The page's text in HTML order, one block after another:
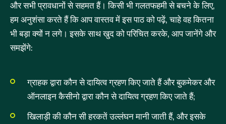
और सभी प्रावधानों से सहमत हैं। किसी भी गलतफहमी से बचने के लिए,
हम अनुशंसा करते हैं कि आप वास्तव में इस पाठ को पढ़ें, चाहे वह कितना
भी बड़ा क्यों न लगे। इसके साथ खुद को परिचित करके, आप जानेंगे और
समझेंगे:
ग्राहक द्वारा कौन से दायित्व ग्रहण किए जाते हैं और बुकमेकर और
ऑनलाइन कैसीनो द्वारा कौन से दायित्व ग्रहण किए जाते हैं;
खिलाड़ी की कौन सी हरकतें उल्लंघन मानी जाती हैं, और इसके